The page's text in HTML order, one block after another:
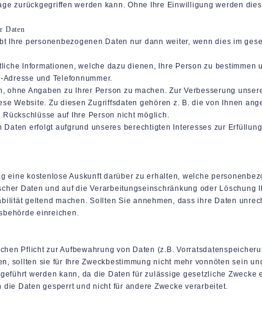
zurückgegriffen werden kann. Ohne Ihre Einwilligung werden
Daten
Ihre personenbezogenen Daten nur dann weiter, wenn dies im
Informationen, welche dazu dienen, Ihre Person zu
und Telefonnummer.
ohne Angaben zu Ihrer Person zu machen. Zur Verbesserung
Website. Zu diesen Zugriffsdaten gehören z. B. die von Ihnen
auf Ihre Person nicht möglich.
Daten erfolgt aufgrund unseres berechtigten Interesses zur
eine kostenlose Auskunft darüber zu erhalten, welche
Daten und auf die Verarbeitungseinschränkung oder Löschung
geltend machen. Sollten Sie annehmen, dass ihre Daten
einreichen.
Pflicht zur Aufbewahrung von Daten (z.B.
sollten sie für Ihre Zweckbestimmung nicht mehr vonnöten sein
werden kann, da die Daten für zulässige gesetzliche
Daten gesperrt und nicht für andere Zwecke verarbeitet.